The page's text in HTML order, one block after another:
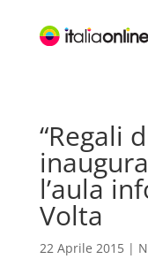
“Regali
l’aula
Volta
22 Aprile 2015|